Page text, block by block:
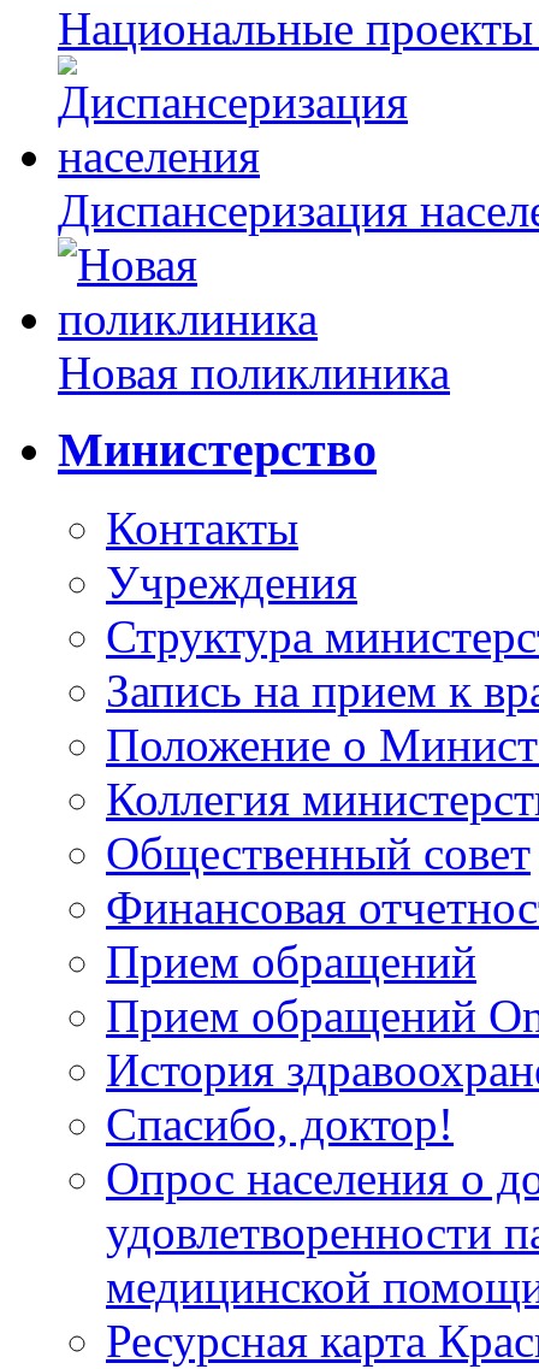
Национальные
Диспансеризация
Новая поликлиника
Министерство
Контакты
Учреждения
Структура
Запись на прием к
Положение о
Коллегия
Общественный совет
Финансовая
Прием обращений
Прием обращений
История
Спасибо, доктор!
Опрос населения о
удовлетворенности
медицинской
Ресурсная карта